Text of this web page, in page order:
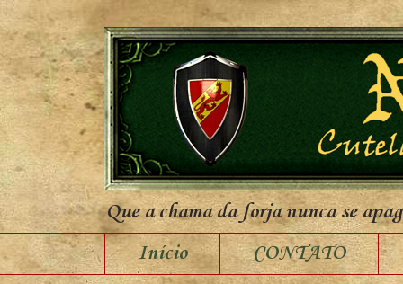
Que a chama da forja nunca se
Início
CONTATO